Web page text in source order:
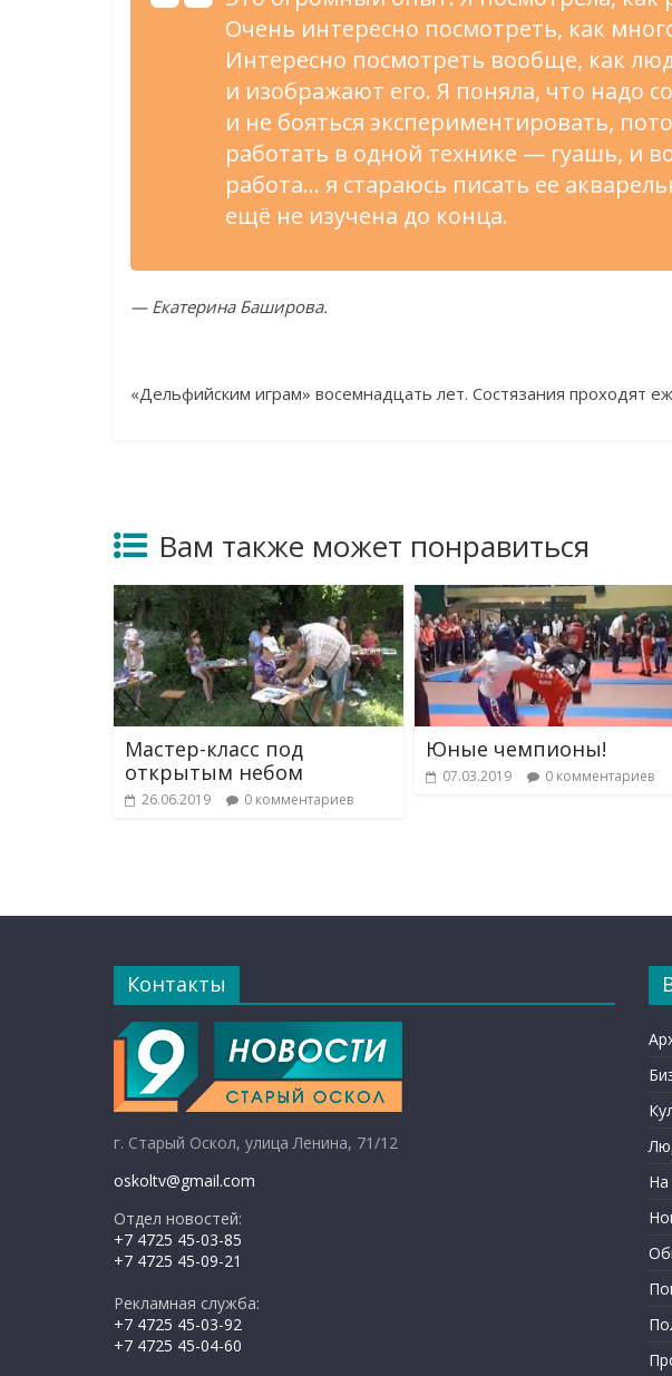
Очень интересно посмотреть, как
Интересно посмотреть вообще, как
и изображают его. Я поняла, что надо
и не бояться экспериментировать,
работать в одной технике — гуашь, и
работа… я стараюсь писать ее
ещё не изучена до конца.
— Екатерина Баширова.
«Дельфийским играм» восемнадцать лет. Состязания проходят
Вам также может понравиться
Мастер-класс под
открытым небом
26.06.2019 0 комментариев
Юные чемпионы!
07.03.2019 0 комментариев
Контакты
г. Старый Оскол, улица Ленина, 71/12
oskoltv@gmail.com
Отдел новостей:
+7 4725 45-03-85
+7 4725 45-09-21
Рекламная служба:
+7 4725 45-03-92
+7 4725 45-04-60
На